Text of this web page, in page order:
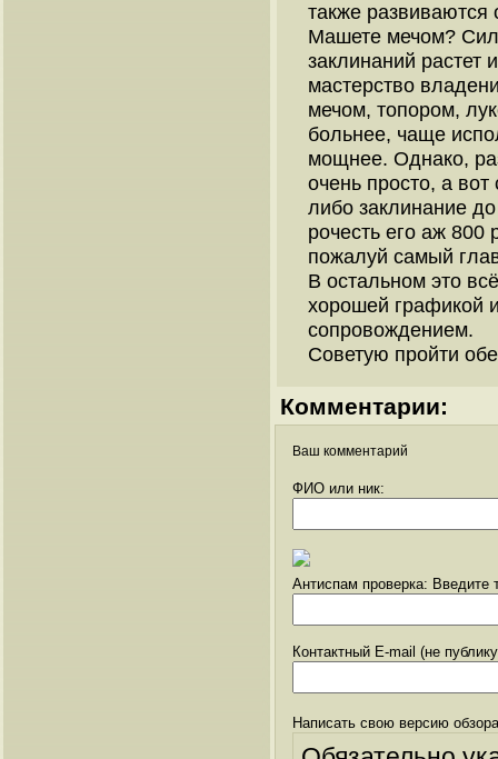
также развиваются
Машете мечом?
заклинаний растет
мастерство
мечом, топором,
больнее, чаще
мощнее. Однако,
очень просто, а
либо заклинание
рочесть его аж 800
пожалуй самый
В остальном это
хорошей графикой
сопровождением.
Советую пройти
Комментарии:
Ваш комментарий
ФИО или ник:
Антиспам проверка: Введите
Контактный E-mail (не
Написать свою версию